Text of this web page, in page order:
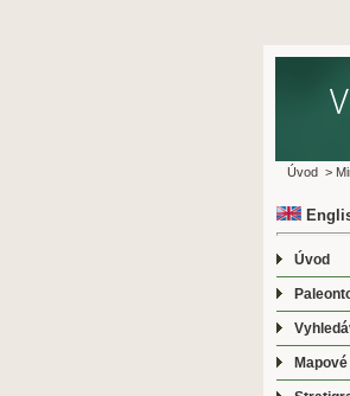
Úvod >
Úvod